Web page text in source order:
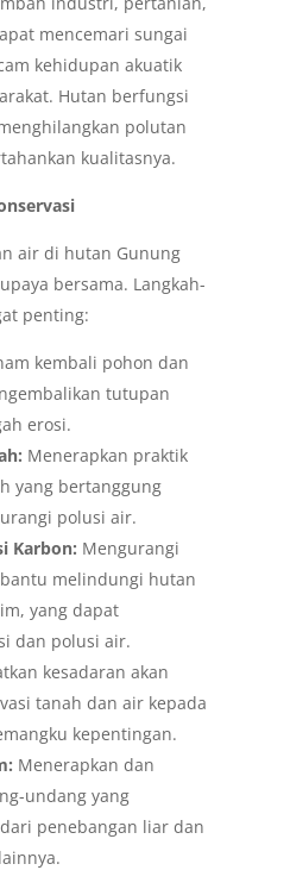
mencemari sungai
kehidupan akuatik
Hutan berfungsi
polutan
kualitasnya.
air di hutan Gunung
bersama. Langkah-
penting:
kembali pohon dan
tutupan
erosi.
Menerapkan praktik
yang bertanggung
polusi air.
Karbon: Mengurangi
melindungi hutan
yang dapat
dan polusi air.
kesadaran akan
tanah dan air kepada
kepentingan.
Menerapkan dan
undang yang
penebangan liar dan